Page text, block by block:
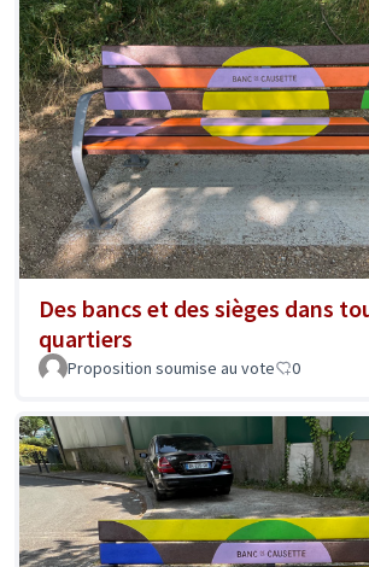
Des bancs et des sièges dans
quartiers
Proposition soumise au vote 0